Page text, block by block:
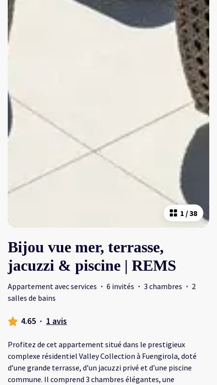
1 /38
Bijou vue mer, terrasse,
jacuzzi & piscine | REMS
Appartement avec services · 6 invités · 3 chambres · 2
salles de bains
4.65 · 1 avis
Profitez de cet appartement situé dans le prestigieux
complexe résidentiel Valley Collection à Fuengirola, doté
d’une grande terrasse, d’un jacuzzi privé et d’une piscine
commune. Il comprend 3 chambres élégantes, une